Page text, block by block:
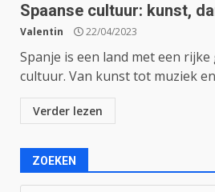
Spaanse cultuur: kunst,
Valentin 22/04/2023
Spanje is een land met een rijke
cultuur. Van kunst tot muziek en
Verder lezen
ZOEKEN